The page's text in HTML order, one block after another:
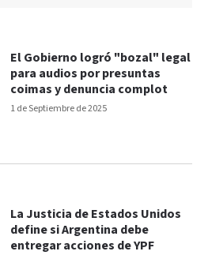
1 de Septiembre de 2025
El Gobierno logró "bozal" legal
para audios por presuntas
coimas y denuncia complot
La Justicia de Estados Unidos
define si Argentina debe
entregar acciones de YPF